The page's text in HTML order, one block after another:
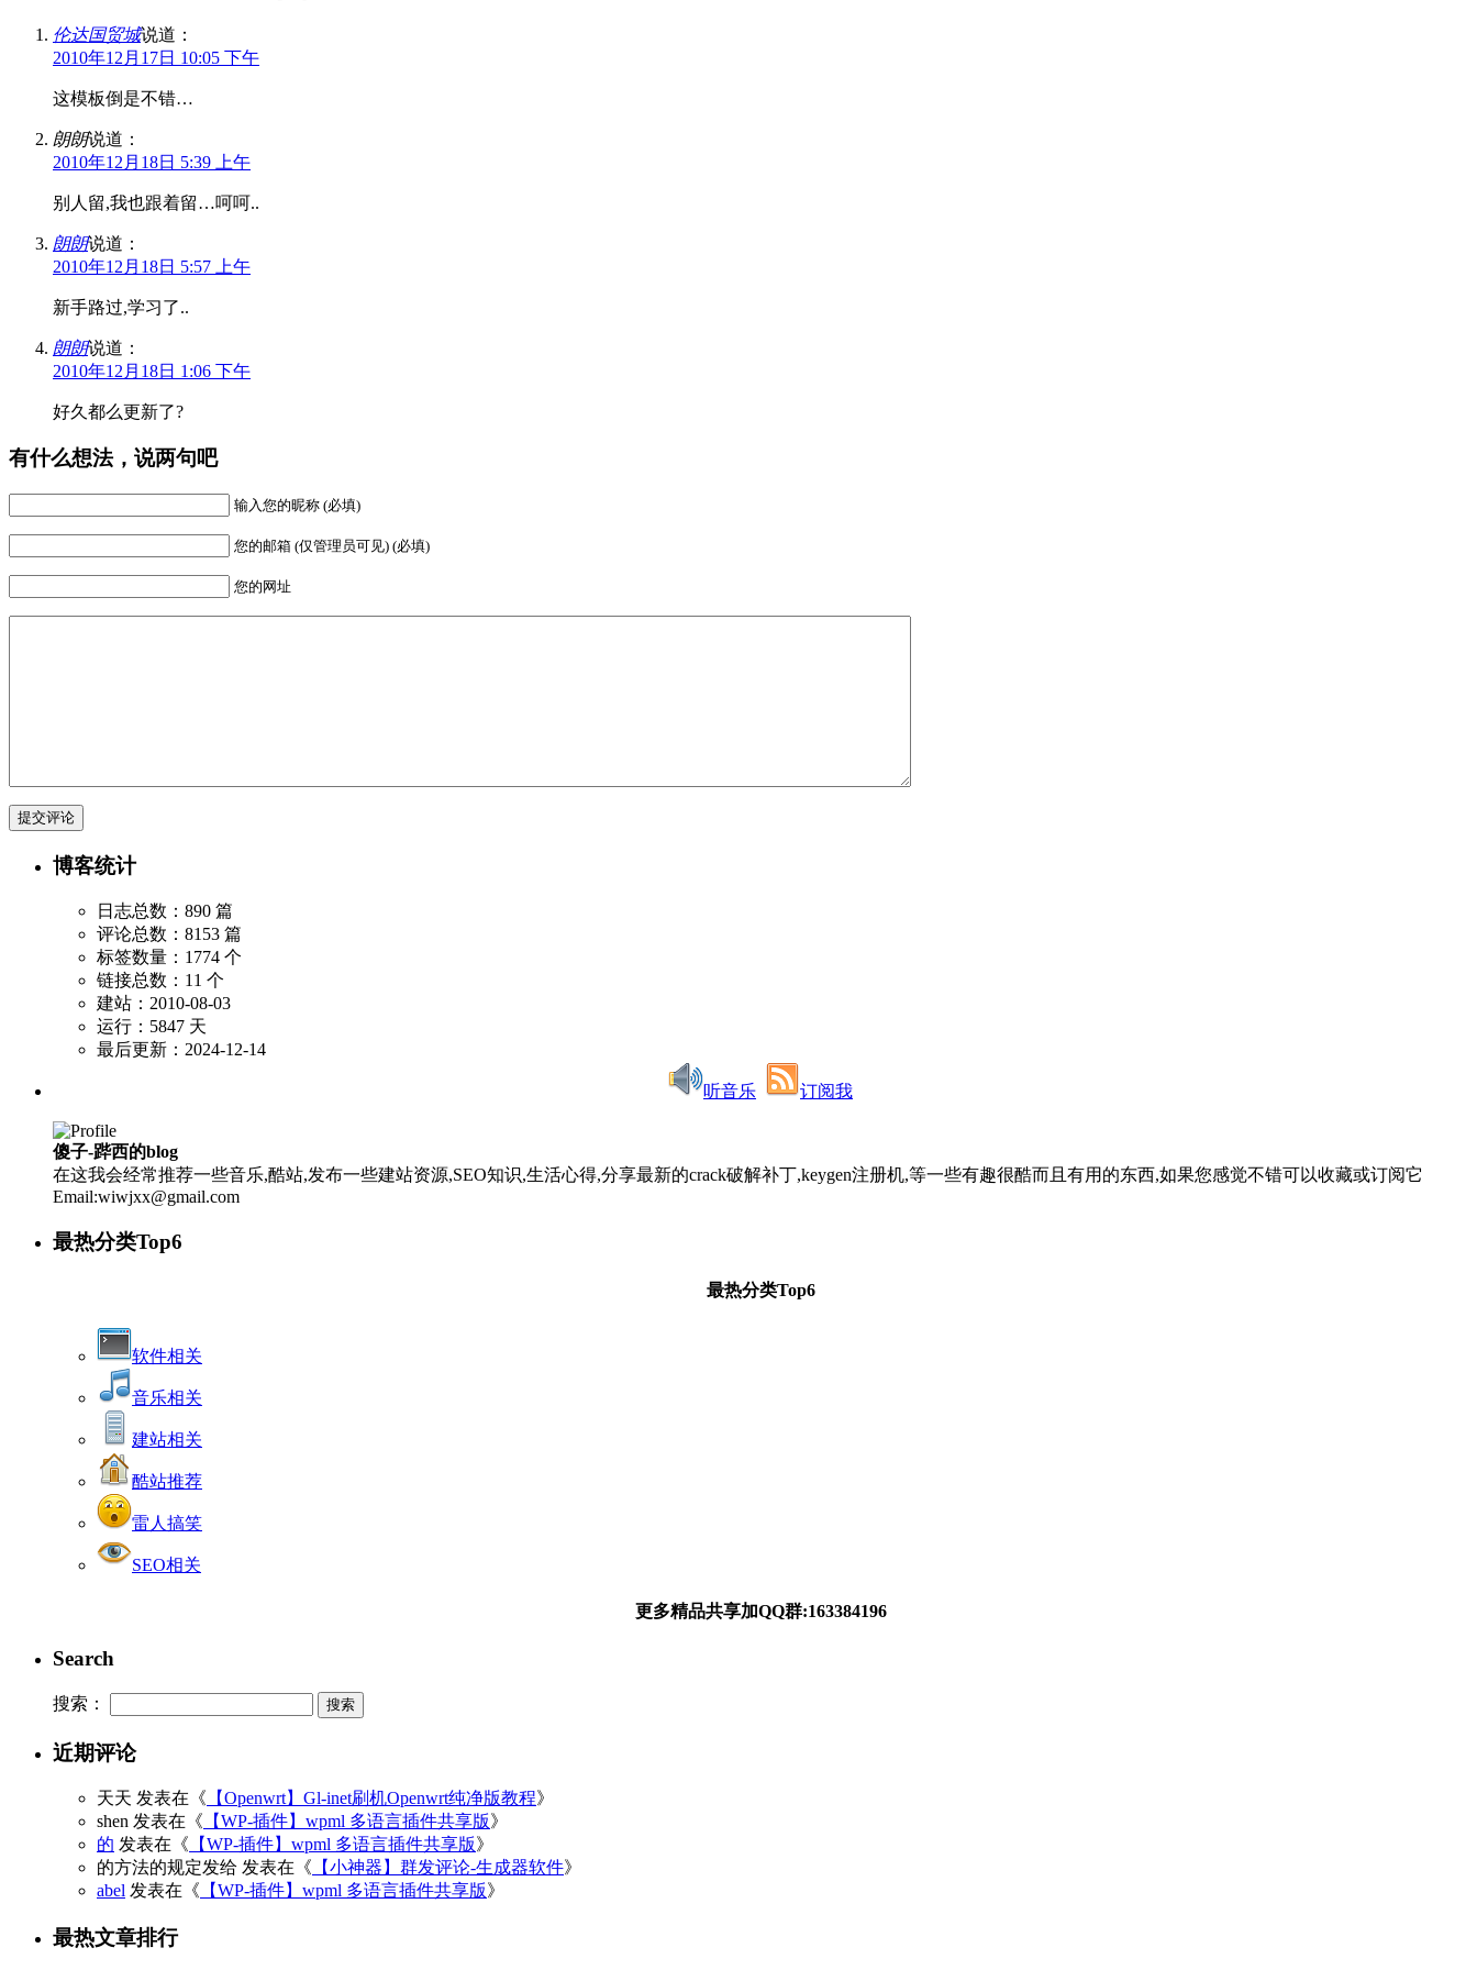
伦达国贸城说道：
2010年12月17日 10:05 下午
这模板倒是不错…
朗朗说道：
2010年12月18日 5:39 上午
别人留,我也跟着留…呵呵..
朗朗说道：
2010年12月18日 5:57 上午
新手路过,学习了..
朗朗说道：
2010年12月18日 1:06 下午
好久都么更新了?
有什么想法，说两句吧
输入您的昵称 (必填)
您的邮箱 (仅管理员可见) (必填)
您的网址
博客统计
日志总数：890 篇
评论总数：8153 篇
标签数量：1774 个
链接总数：11 个
建站：2010-08-03
运行：5847 天
最后更新：2024-12-14
听音乐 订阅我
傻子-跸西的blog
在这我会经常推荐一些音乐,酷站,发布一些建站资源,SEO知识,生活心得,分享最新的crack破解补丁,keygen注册机,等一些有趣很酷而且有用的东西,如果您感觉不错可以收藏或订阅它
Email:wiwjxx@gmail.com
最热分类Top6
最热分类Top6
软件相关
音乐相关
建站相关
酷站推荐
雷人搞笑
SEO相关
更多精品共享加QQ群:163384196
Search
搜索：
近期评论
天天 发表在《 【Openwrt】Gl-inet刷机Openwrt纯净版教程》
shen 发表在《 【WP-插件】wpml 多语言插件共享版》
的 发表在《 【WP-插件】wpml 多语言插件共享版》
的方法的规定发给 发表在《 【小神器】群发评论-生成器软件》
abel 发表在《 【WP-插件】wpml 多语言插件共享版》
最热文章排行